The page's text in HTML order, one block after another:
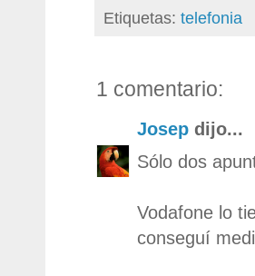
Etiquetas: telefonia
1 comentario:
Josep dijo...
Sólo dos
Vodafone lo
conseguí